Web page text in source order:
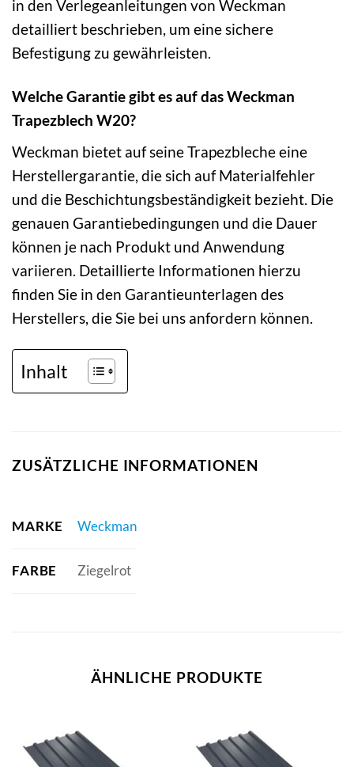
in den Verlegeanleitungen von Weckman
detailliert beschrieben, um eine sichere
Befestigung zu gewährleisten.
Welche Garantie gibt es auf das Weckman
Trapezblech W20?
Weckman bietet auf seine Trapezbleche eine
Herstellergarantie, die sich auf Materialfehler
und die Beschichtungsbeständigkeit bezieht. Die
genauen Garantiebedingungen und die Dauer
können je nach Produkt und Anwendung
variieren. Detaillierte Informationen hierzu
finden Sie in den Garantieunterlagen des
Herstellers, die Sie bei uns anfordern können.
Inhalt
ZUSÄTZLICHE INFORMATIONEN
MARKE Weckman
FARBE Ziegelrot
ÄHNLICHE PRODUKTE